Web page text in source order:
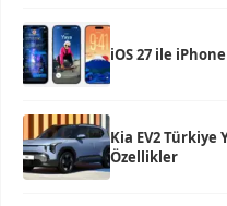
iOS 27 ile
Kia EV2 Türkiye
Özellikler